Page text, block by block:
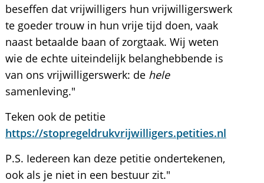
beseffen dat vrijwilligers hun vrijwilligerswerk
te goeder trouw in hun vrije tijd doen, vaak
naast betaalde baan of zorgtaak. Wij weten
wie de echte uiteindelijk belanghebbende is
van ons vrijwilligerswerk: de hele
samenleving."
Teken ook de petitie
https://stopregeldrukvrijwilligers.petities.nl
P.S. Iedereen kan deze petitie ondertekenen,
ook als je niet in een bestuur zit."